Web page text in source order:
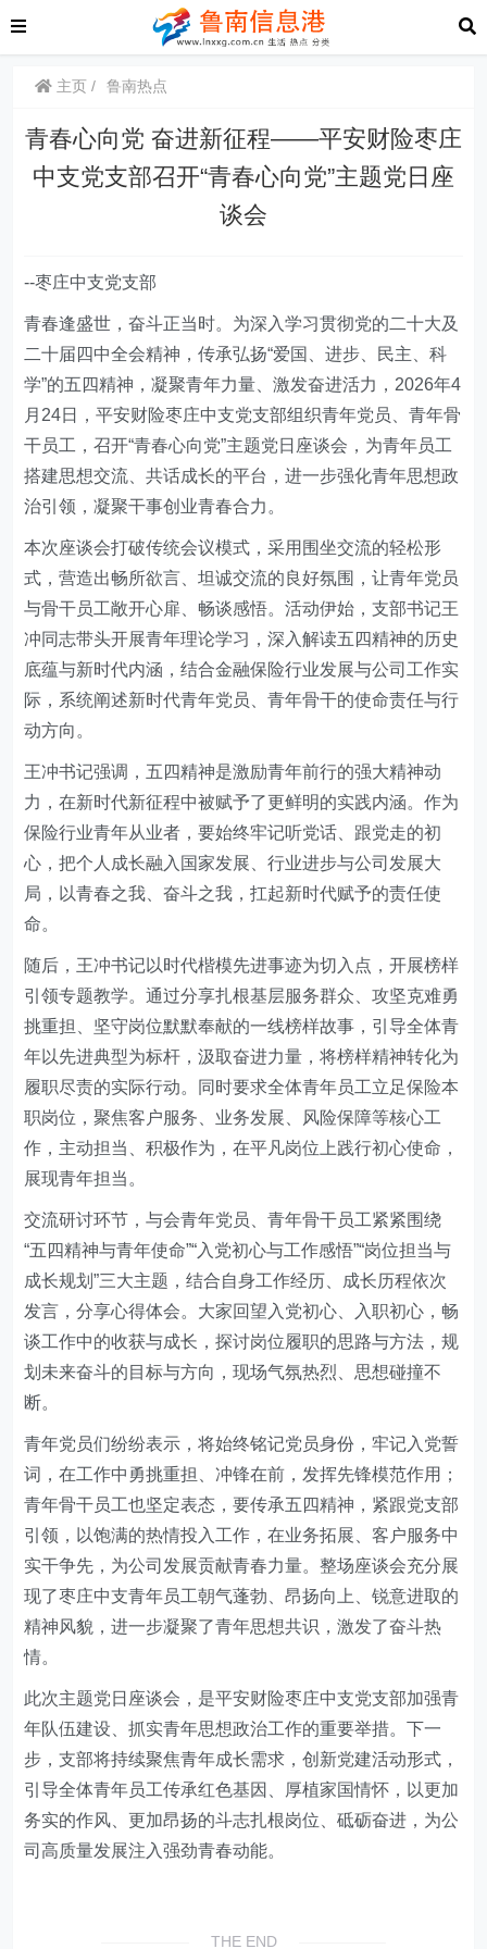
主页 鲁南热点
青春心向党 奋进新征程——平安财险枣庄
中支党支部召开“青春心向党”主题党日座
谈会
--枣庄中支党支部
青春逢盛世，奋斗正当时。为深入学习贯彻党的二十大及
二十届四中全会精神，传承弘扬“爱国、进步、民主、科
学”的五四精神，凝聚青年力量、激发奋进活力，2026年4
月24日，平安财险枣庄中支党支部组织青年党员、青年骨
干员工，召开“青春心向党”主题党日座谈会，为青年员工
搭建思想交流、共话成长的平台，进一步强化青年思想政
治引领，凝聚干事创业青春合力。
本次座谈会打破传统会议模式，采用围坐交流的轻松形
式，营造出畅所欲言、坦诚交流的良好氛围，让青年党员
与骨干员工敞开心扉、畅谈感悟。活动伊始，支部书记王
冲同志带头开展青年理论学习，深入解读五四精神的历史
底蕴与新时代内涵，结合金融保险行业发展与公司工作实
际，系统阐述新时代青年党员、青年骨干的使命责任与行
动方向。
王冲书记强调，五四精神是激励青年前行的强大精神动
力，在新时代新征程中被赋予了更鲜明的实践内涵。作为
保险行业青年从业者，要始终牢记听党话、跟党走的初
心，把个人成长融入国家发展、行业进步与公司发展大
局，以青春之我、奋斗之我，扛起新时代赋予的责任使
命。
随后，王冲书记以时代楷模先进事迹为切入点，开展榜样
引领专题教学。通过分享扎根基层服务群众、攻坚克难勇
挑重担、坚守岗位默默奉献的一线榜样故事，引导全体青
年以先进典型为标杆，汲取奋进力量，将榜样精神转化为
履职尽责的实际行动。同时要求全体青年员工立足保险本
职岗位，聚焦客户服务、业务发展、风险保障等核心工
作，主动担当、积极作为，在平凡岗位上践行初心使命，
展现青年担当。
交流研讨环节，与会青年党员、青年骨干员工紧紧围绕
“五四精神与青年使命”“入党初心与工作感悟”“岗位担当与
成长规划”三大主题，结合自身工作经历、成长历程依次
发言，分享心得体会。大家回望入党初心、入职初心，畅
谈工作中的收获与成长，探讨岗位履职的思路与方法，规
划未来奋斗的目标与方向，现场气氛热烈、思想碰撞不
断。
青年党员们纷纷表示，将始终铭记党员身份，牢记入党誓
词，在工作中勇挑重担、冲锋在前，发挥先锋模范作用；
青年骨干员工也坚定表态，要传承五四精神，紧跟党支部
引领，以饱满的热情投入工作，在业务拓展、客户服务中
实干争先，为公司发展贡献青春力量。整场座谈会充分展
现了枣庄中支青年员工朝气蓬勃、昂扬向上、锐意进取的
精神风貌，进一步凝聚了青年思想共识，激发了奋斗热
情。
此次主题党日座谈会，是平安财险枣庄中支党支部加强青
年队伍建设、抓实青年思想政治工作的重要举措。下一
步，支部将持续聚焦青年成长需求，创新党建活动形式，
引导全体青年员工传承红色基因、厚植家国情怀，以更加
务实的作风、更加昂扬的斗志扎根岗位、砥砺奋进，为公
司高质量发展注入强劲青春动能。
THE END